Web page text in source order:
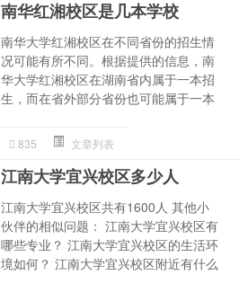
南华红湘校区是几本学校
南华大学红湘校区在不同省份的招生情
况可能有所不同。根据提供的信息，南
华大学红湘校区在湖南省内属于一本招
生，而在省外部分省份也可能属于一本
835 文章列表
江南大学宜兴校区多少人
江南大学宜兴校区共有1600人 其他小
伙伴的相似问题： 江南大学宜兴校区有
哪些专业？ 江南大学宜兴校区的生活环
境如何？ 江南大学宜兴校区附近有什么